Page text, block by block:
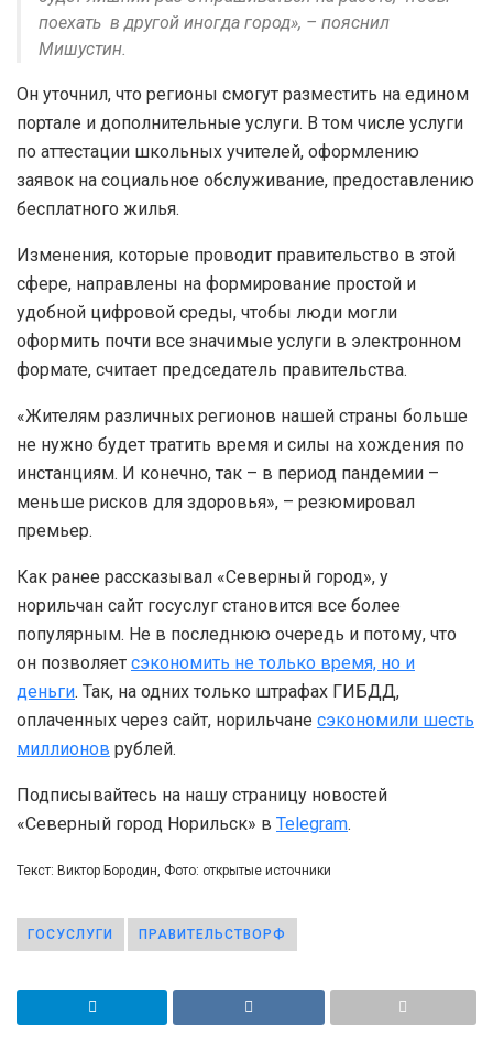
поехать в другой иногда город», – пояснил
Мишустин.
Он уточнил, что регионы смогут разместить на едином
портале и дополнительные услуги. В том числе услуги
по аттестации школьных учителей, оформлению
заявок на социальное обслуживание, предоставлению
бесплатного жилья.
Изменения, которые проводит правительство в этой
сфере, направлены на формирование простой и
удобной цифровой среды, чтобы люди могли
оформить почти все значимые услуги в электронном
формате, считает председатель правительства.
«Жителям различных регионов нашей страны больше
не нужно будет тратить время и силы на хождения по
инстанциям. И конечно, так – в период пандемии –
меньше рисков для здоровья», – резюмировал
премьер.
Как ранее рассказывал «Северный город», у
норильчан сайт госуслуг становится все более
популярным. Не в последнюю очередь и потому, что
он позволяет сэкономить не только время, но и
деньги. Так, на одних только штрафах ГИБДД,
оплаченных через сайт, норильчане сэкономили шесть
миллионов рублей.
Подписывайтесь на нашу страницу новостей
«Северный город Норильск» в Telegram.
Текст: Виктор Бородин, Фото: открытые источники
ГОСУСЛУГИ ПРАВИТЕЛЬСТВОРФ